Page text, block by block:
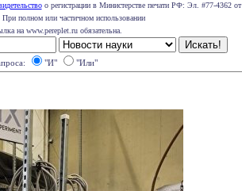
о регистрации в Министерстве печати РФ: Эл. #77-4362 от
полном или частичном использовании
на www.pereplet.ru обязательна.
"И" "Или"